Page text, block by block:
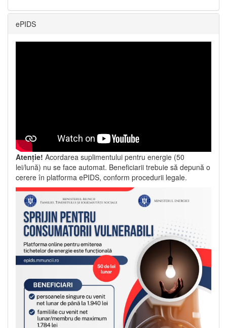
ePIDS
Atenție! Acordarea suplimentului pentru energie (50
lei/lună) nu se face automat. Beneficiarii trebuie să depună o
cerere în platforma ePIDS, conform procedurii legale.